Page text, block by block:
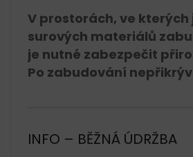
V prostorách, ve kterých
surových materiálů
je nutné zabezpečit
Po zabudování
INFO – BĚŽNÁ ÚDRŽBA